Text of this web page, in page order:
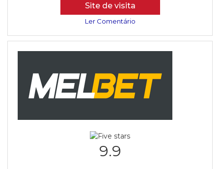
Site de visita
Ler Comentário
9.9